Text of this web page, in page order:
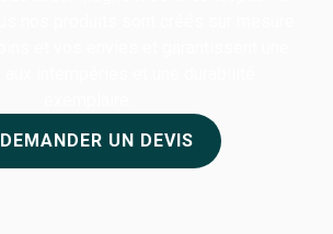
DEMANDER UN DEVIS